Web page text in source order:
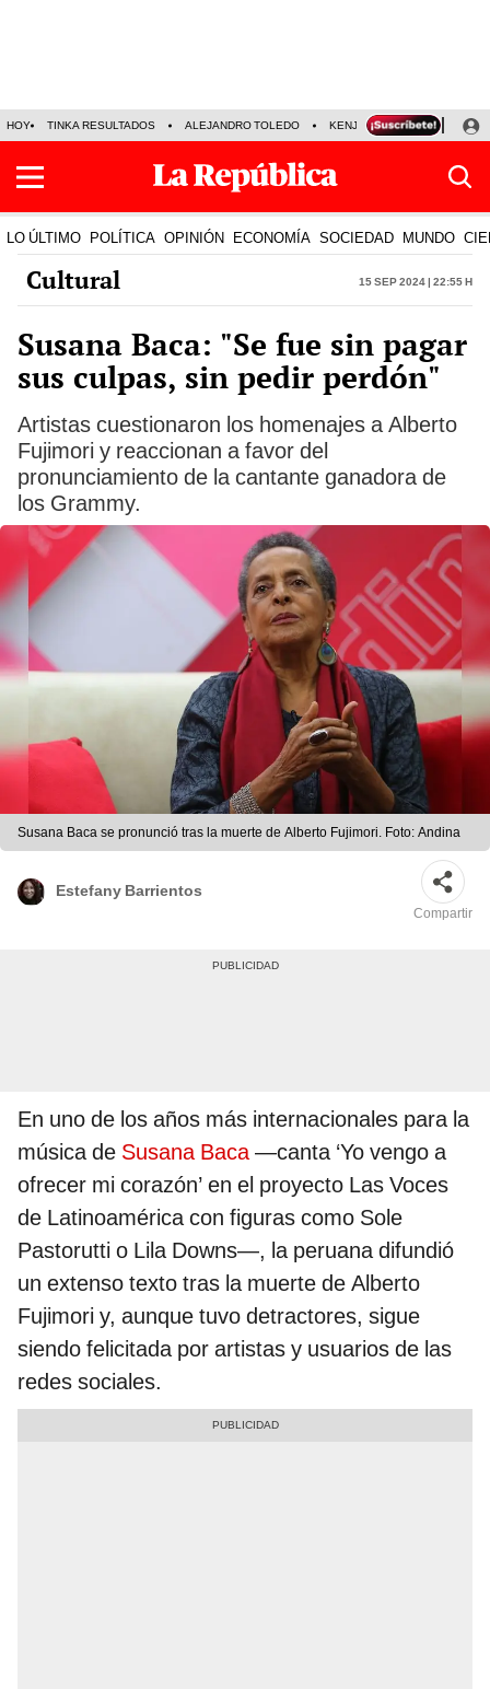
HOY TINKA RESULTADOS ALEJANDRO TOLEDO KENJI FUJIMORI
LO ÚLTIMO POLÍTICA OPINIÓN ECONOMÍA SOCIEDAD MUNDO
Cultural 15 Sep 2024 | 22:55 h
Susana Baca: "Se fue sin pagar
sus culpas, sin pedir perdón"
Artistas cuestionaron los homenajes a Alberto
Fujimori y reaccionan a favor del
pronunciamiento de la cantante ganadora de
los Grammy.
Susana Baca se pronunció tras la muerte de Alberto Fujimori. Foto: Andina
Estefany Barrientos
Compartir
En uno de los años más internacionales para la
música de Susana Baca—canta ‘Yo vengo a
ofrecer mi corazón’ en el proyecto Las Voces
de Latinoamérica con figuras como Sole
Pastorutti o Lila Downs—, la peruana difundió
un extenso texto tras la muerte de Alberto
Fujimori y, aunque tuvo detractores, sigue
siendo felicitada por artistas y usuarios de las
redes sociales.